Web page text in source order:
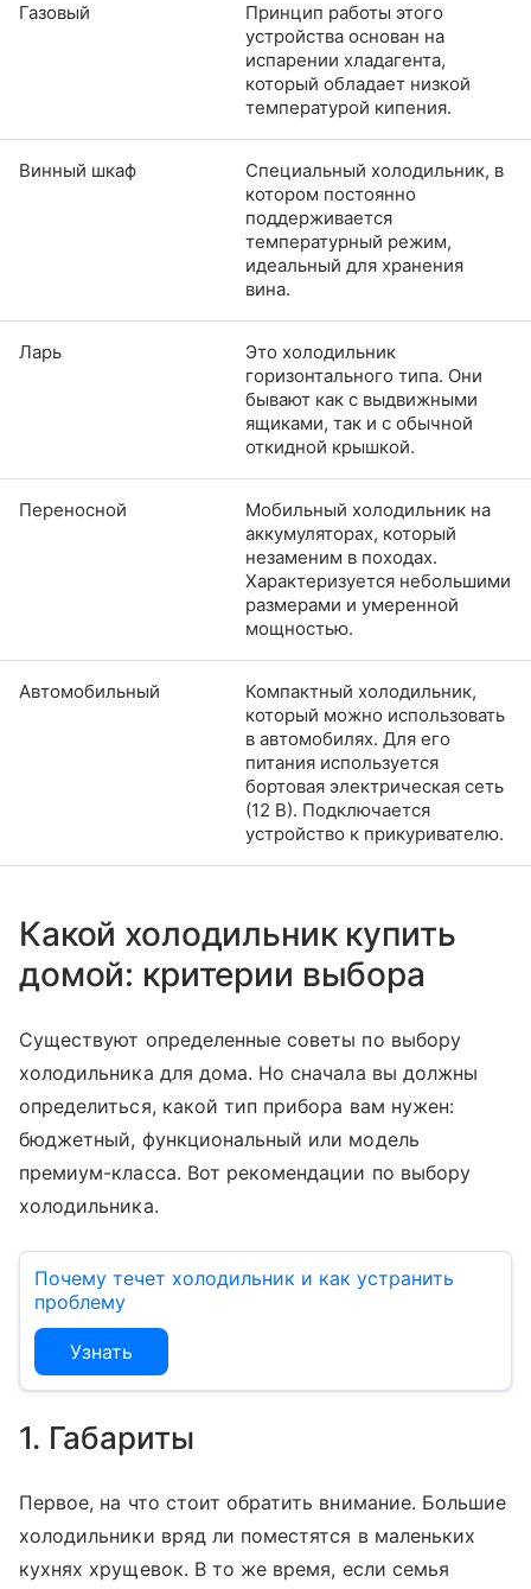
Газовый
Принцип работы этого
устройства основан на
испарении хладагента,
который обладает низкой
температурой кипения.
Винный шкаф
Специальный холодильник, в
котором постоянно
поддерживается
температурный режим,
идеальный для хранения
вина.
Ларь
Это холодильник
горизонтального типа. Они
бывают как с выдвижными
ящиками, так и с обычной
откидной крышкой.
Переносной
Мобильный холодильник на
аккумуляторах, который
незаменим в походах.
Характеризуется небольшими
размерами и умеренной
мощностью.
Автомобильный
Компактный холодильник,
который можно использовать
в автомобилях. Для его
питания используется
бортовая электрическая сеть
(12 В). Подключается
устройство к прикуривателю.
Какой холодильник купить
домой: критерии выбора
Существуют определенные советы по выбору
холодильника для дома. Но сначала вы должны
определиться, какой тип прибора вам нужен:
бюджетный, функциональный или модель
премиум-класса. Вот рекомендации по выбору
холодильника.
Почему течет холодильник и как устранить
проблему
Узнать
1. Габариты
Первое, на что стоит обратить внимание. Большие
холодильники вряд ли поместятся в маленьких
кухнях хрущевок. В то же время, если семья